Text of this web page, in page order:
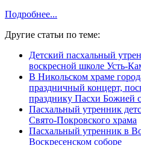
Подробнее...
Другие статьи по теме:
Детский пасхальный
воскресной школе Усть-
В Никольском храме
праздничный концерт,
празднику Пасхи Божией
Пасхальный утренник
Свято-Покровского храма
Пасхальный утренник в
Воскресенском соборе